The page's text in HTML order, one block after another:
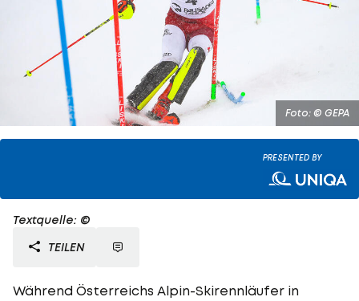
Foto: © GEPA
PRESENTED BY
Textquelle: ©
TEILEN
Während Österreichs Alpin-Skirennläufer in